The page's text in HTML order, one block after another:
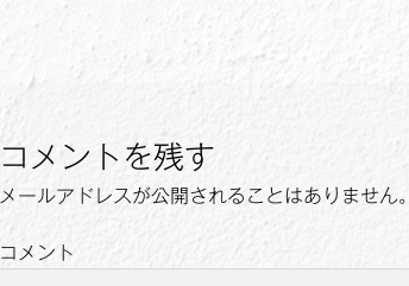
コメントを残す
メールアドレスが公開されることはありません。
コメント